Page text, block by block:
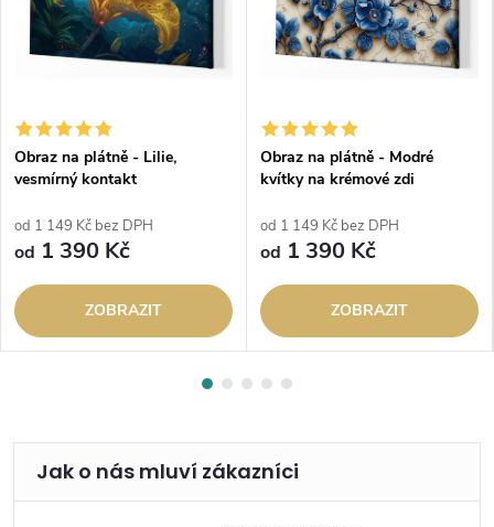
Obraz na plátně - Lilie,
vesmírný kontakt
od 1 149 Kč bez DPH
od 1 390 Kč
ZOBRAZIT
Obraz na plátně - Modré
kvítky na krémové zdi
od 1 149 Kč bez DPH
od 1 390 Kč
ZOBRAZIT